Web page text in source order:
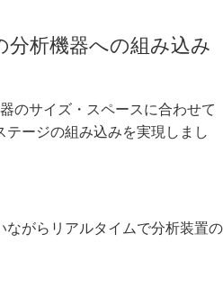
分析機器への組み込み
のサイズ・スペースに合わせて
ージの組み込みを実現しまし
ながらリアルタイムで分析装置の